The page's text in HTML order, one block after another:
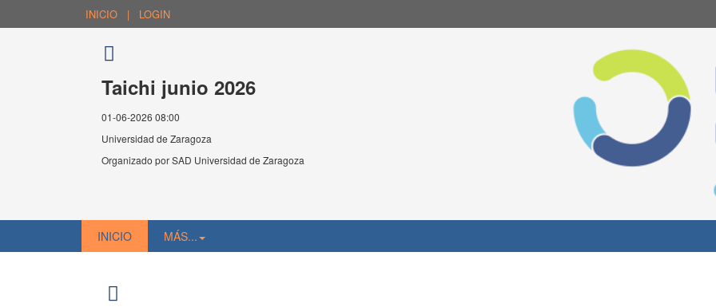
INICIO | LOGIN
Taichi junio 2026
01-06-2026 08:00
Universidad de Zaragoza
Organizado porSAD Universidad de Zaragoza
INICIO MÁS...